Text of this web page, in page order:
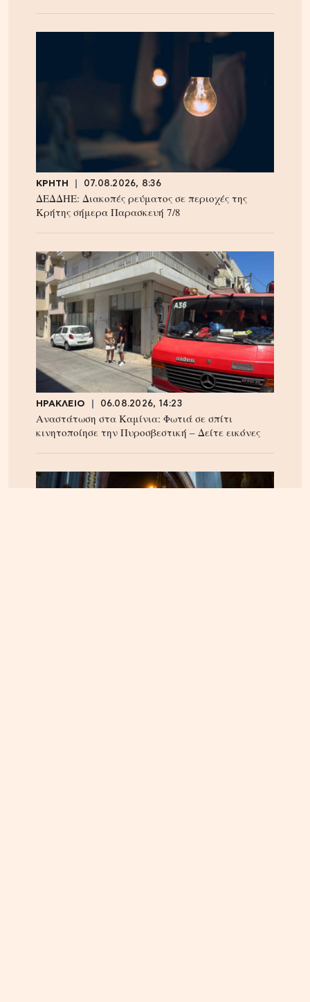
ΚΡΗΤΗ 07.08.2026, 8:36
ΔΕΔΔΗΕ: Διακοπές ρεύματος σε περιοχές της
Κρήτης σήμερα Παρασκευή 7/8
ΗΡΑΚΛΕΙΟ 06.08.2026, 14:23
Αναστάτωση στα Καμίνια: Φωτιά σε σπίτι
κινητοποίησε την Πυροσβεστική – Δείτε εικόνες